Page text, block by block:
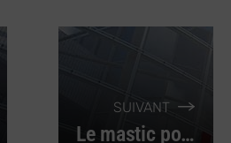
SUIVANT
Le mastic polymère, une colle polyvalente et résistante